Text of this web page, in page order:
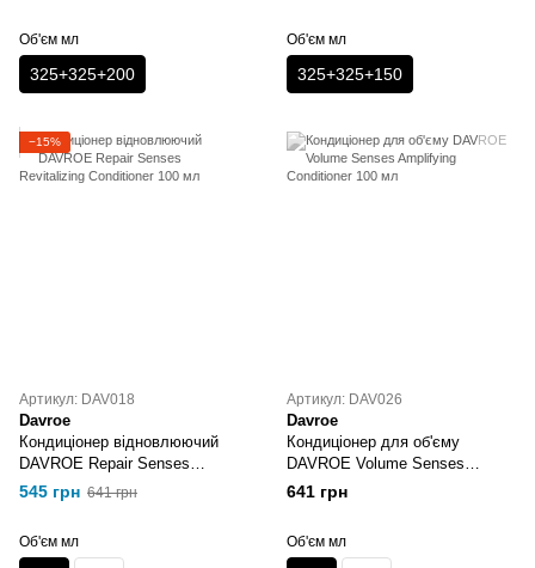
Об'єм мл
325+325+200
Об'єм мл
325+325+150
−15%
Артикул: DAV018
Davroe
Кондиціонер відновлюючий
DAVROE Repair Senses
Revitalizing Conditioner 100 мл
545 грн 641 грн
Об'єм мл
Артикул: DAV026
Davroe
Кондиціонер для об'єму
DAVROE Volume Senses
Amplifying Conditioner 100 мл
641 грн
Об'єм мл